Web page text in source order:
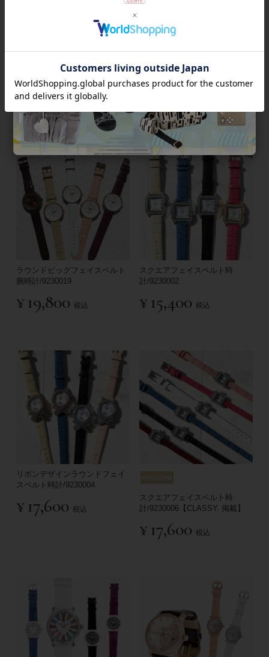
ラウンドクローバーフェイスベ
¥13,200 税込
ラウンドフェイスベルト腕時
ラウンドビッグフェイスベルト
腕時計/9230019
¥ 19,800 税込
スクエアフェイスベルト時
計/9230002
¥ 15,400 税込
リボンデザインラウンドフェイ
スベルト時計/9230004
¥ 17,600 税込
スクエアフェイスベルト時
計/9230006【CLASSY. 掲載】
¥ 17,600 税込